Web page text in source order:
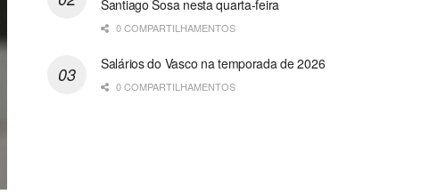
Santiago Sosa nesta quarta-feira
0 COMPARTILHAMENTOS
Salários do Vasco na temporada de 2026
0 COMPARTILHAMENTOS